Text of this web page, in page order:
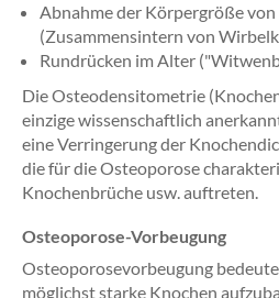
Abnahme der Körpergröße von
(Zusammensintern von
Rundrücken im Alter
Die Osteodensitometrie
einzige wissenschaftlich
eine Verringerung der
die für die Osteoporose
Knochenbrüche usw. auftreten.
Osteoporose-Vorbeugung
Osteoporosevorbeugung
möglichst starke Knochen